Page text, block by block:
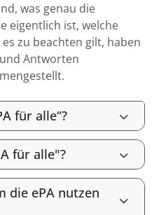
was genau die
eigentlich ist, welche
zu beachten gilt, haben
Antworten
für alle“?
für alle"?
die ePA nutzen